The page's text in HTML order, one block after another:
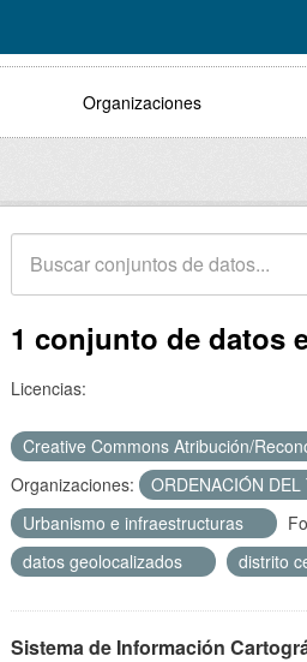
Organizaciones
1 conjunto de datos
Licencias:
Creative Commons Atribución/
Organizaciones:
ORDENACIÓN
Urbanismo e infraestructuras
datos geolocalizados
distrito
Sistema de Información